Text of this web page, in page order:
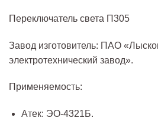
Переключатель света П305
Завод изготовитель: ПАО
электротехнический завод».
Применяемость:
Атек: ЭО-4321Б.